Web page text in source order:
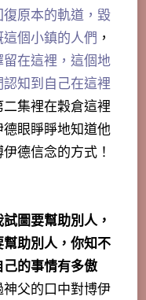
原本的軌道，毀
個小鎮的人們 ，
在這裡，這個地
知到自己在這裡
二集裡在穀倉這裡
眼睜睜地知道他
德信念的方式！
圖要幫助別人，
助別人，你知不
的事情有多傲
父的口中對博伊